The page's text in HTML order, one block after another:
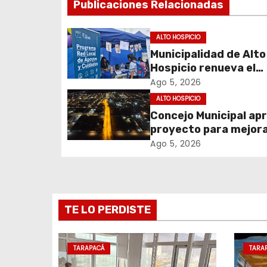
e
g
a
c
i
ó
e
e
n
Publicaciones Relacionadas
ALTO HOSPICIO
Municipalidad de Alto
Hospicio renueva el
Programa Red Local
Apoyos y Cuidados
Ago 5, 2026
ALTO HOSPICIO
Concejo Municipal
proyecto para
alumbrado público del
Ago 5, 2026
TE LO PERDISTE
TARAPACÁ